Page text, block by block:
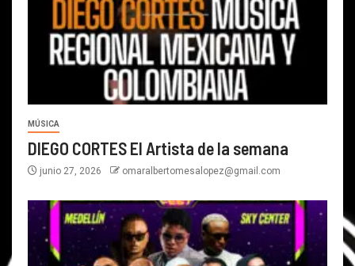
MÚSICA
DIEGO CORTES El Artista de la semana
junio 27, 2026 omaralbertomesalopez@gmail.com